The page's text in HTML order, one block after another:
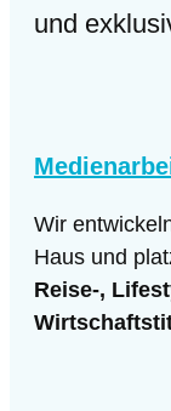
und
Wir
Haus und
Reise-,